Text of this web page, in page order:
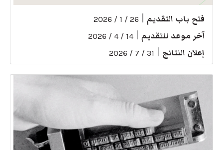
فتح باب التقديم 26 / 1 / 2026
آخر موعد للتقديم 14 / 4 / 2026
إعلان النتائج 31 / 7 / 2026